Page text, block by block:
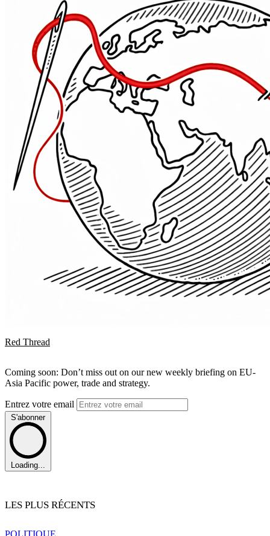
Red Thread
Coming soon: Don’t miss out on our new weekly briefing on EU-
Asia Pacific power, trade and strategy.
Entrez votre email
S'abonner
Loading...
LES PLUS RÉCENTS